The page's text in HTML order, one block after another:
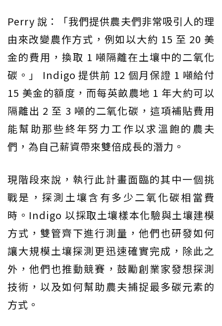
Perry 說：「我們提供農夫們非常吸引人的理
由來改變農作方式，例如以大約 15 至 20 美
金的費用，換取 1 噸隔離在土壤中的二氧化
碳。」 Indigo 提供前 12 個月保證 1 噸給付
15 美金的額度，而每英畝農地 1 年大約可以
隔離出 2 至 3 噸的二氧化碳，這項補貼費用
能幫助那些終年努力工作以求溫飽的農夫
們，為自己薪資帶來雙倍成長的潛力。
現階段來說，執行此計畫面臨的其中一個挑
戰是，探測土壤含有多少二氧化碳相當費
時。Indigo 以採取土壤樣本化驗與土壤建模
方式，雙管齊下進行測量，他們也研發如何
讓大規模土壤探測更迅速確實完成，除此之
外，他們也推動競賽，鼓勵創業家發想探測
技術，以及如何幫助農夫捕捉最多碳元素的
方式。